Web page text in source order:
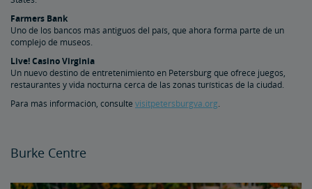
Farmers Bank
Uno de los bancos más antiguos del país, que ahora forma parte de un
complejo de museos.
Live! Casino Virginia
Un nuevo destino de entretenimiento en Petersburg que ofrece juegos,
restaurantes y vida nocturna cerca de las zonas turísticas de la ciudad.
Para más información, consulte visitpetersburgva.org.
Burke Centre